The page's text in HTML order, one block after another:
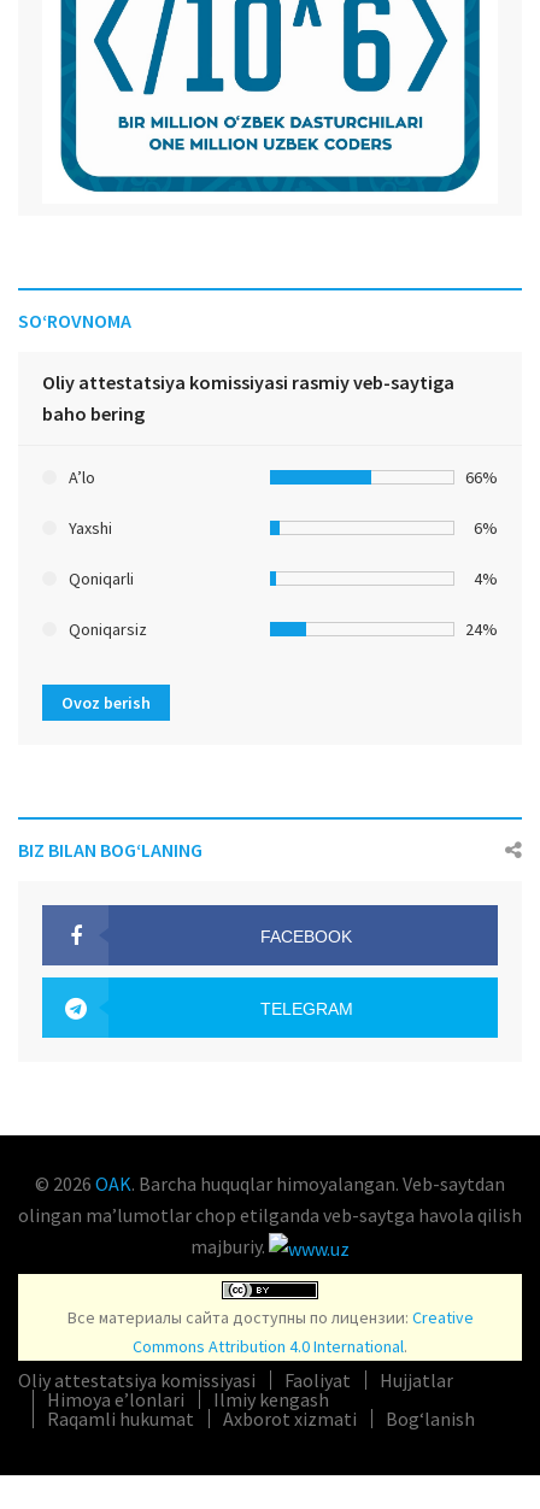
SO‘ROVNOMA
Oliy attestatsiya komissiyasi rasmiy veb-saytiga
baho bering
A’lo 66%
Yaxshi 6%
Qoniqarli 4%
Qoniqarsiz 24%
Ovoz berish
BIZ BILAN BOG‘LANING
FACEBOOK
TELEGRAM
© 2026 OAK. Barcha huquqlar himoyalangan. Veb-saytdan
olingan maʼlumotlar chop etilganda veb-saytga havola qilish
majburiy.
Все материалы сайта доступны по лицензии: Creative
Commons Attribution 4.0 International.
Oliy attestatsiya komissiyasi Faoliyat
Hujjatlar
Himoya e’lonlari
Ilmiy kengash
Raqamli hukumat
Axborot xizmati Bog‘lanish